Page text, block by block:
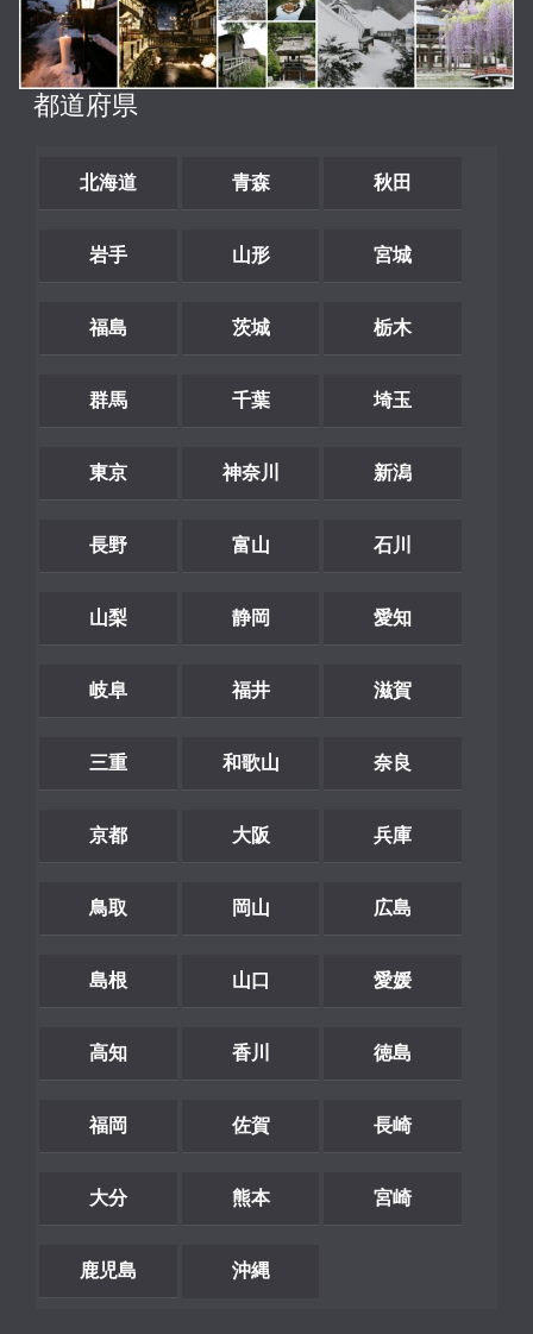
都道府県
北海道 青森 秋田
岩手 山形 宮城
福島 茨城 栃木
群馬 千葉 埼玉
東京 神奈川 新潟
長野 富山 石川
山梨 静岡 愛知
岐阜 福井 滋賀
三重 和歌山 奈良
京都 大阪 兵庫
鳥取 岡山 広島
島根 山口 愛媛
高知 香川 徳島
福岡 佐賀 長崎
大分 熊本 宮崎
鹿児島 沖縄